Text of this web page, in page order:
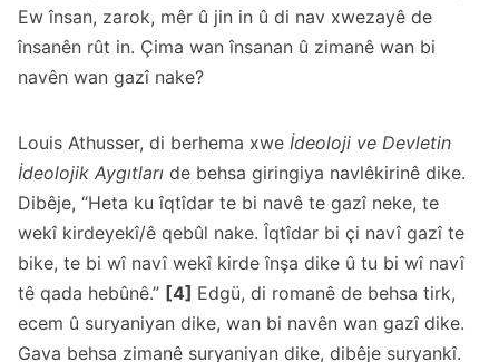
Ew însan, zarok, mêr û jin in û di nav xwezayê de
însanên rût in. Çima wan însanan û zimanê wan bi
navên wan gazî nake?
Louis Athusser, di berhema xwe İdeoloji ve Devletin
İdeolojik Aygıtları de behsa giringiya navlêkirinê dike.
Dibêje, “Heta ku îqtîdar te bi navê te gazî neke, te
wekî kirdeyekî/ê qebûl nake. Îqtîdar bi çi navî gazî te
bike, te bi wî navî wekî kirde înşa dike û tu bi wî navî
tê qada hebûnê.” [4] Edgü, di romanê de behsa tirk,
ecem û suryaniyan dike, wan bi navên wan gazî dike.
Gava behsa zimanê suryaniyan dike, dibêje suryankî.